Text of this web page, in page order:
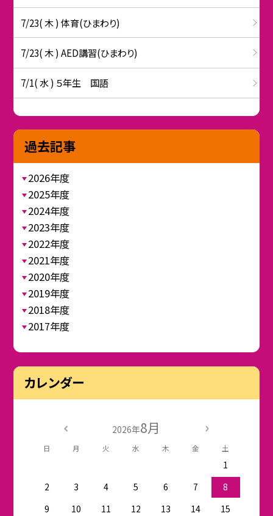
7/23( 木 ) 体育(ひまわり)
7/23( 木 ) AED講習(ひまわり)
7/1( 水 ) ５年生 国語
過去記事
2026年度
2025年度
2024年度
2023年度
2022年度
2021年度
2020年度
2019年度
2018年度
2017年度
カレンダー
2026年8月
日 月 火 水 木 金 土
1
2
3 4 5 6 7
8
9
10 11 12 13 14
15